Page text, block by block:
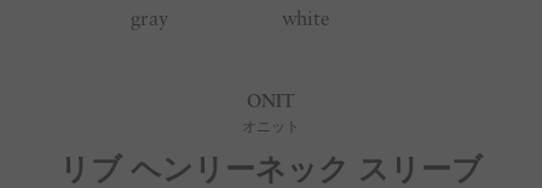
gray white
ONIT
オニット
リブ ヘンリーネック スリーブ